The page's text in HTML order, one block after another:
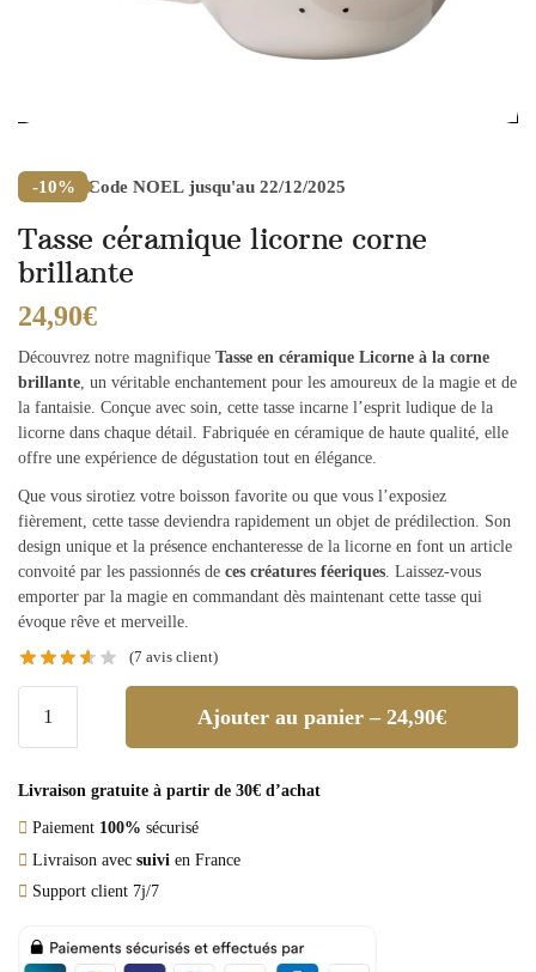
-10% Code NOEL jusqu'au 22/12/2025
Tasse céramique licorne corne
brillante
24,90€
Découvrez notre magnifique Tasse en céramique Licorne à la corne
brillante, un véritable enchantement pour les amoureux de la magie et de
la fantaisie. Conçue avec soin, cette tasse incarne l’esprit ludique de la
licorne dans chaque détail. Fabriquée en céramique de haute qualité, elle
offre une expérience de dégustation tout en élégance.
Que vous sirotiez votre boisson favorite ou que vous l’exposiez
fièrement, cette tasse deviendra rapidement un objet de prédilection. Son
design unique et la présence enchanteresse de la licorne en font un article
convoité par les passionnés de ces créatures féeriques. Laissez-vous
emporter par la magie en commandant dès maintenant cette tasse qui
évoque rêve et merveille.
(7 avis client)
Ajouter au panier – 24,90€
Livraison gratuite à partir de 30€ d’achat
Paiement 100% sécurisé
Livraison avec suivi en France
Support client 7j/7